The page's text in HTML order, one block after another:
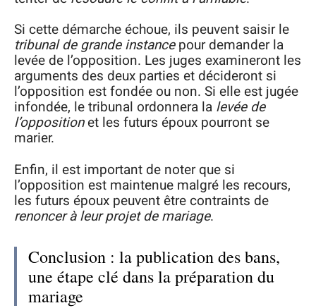
Si cette démarche échoue, ils peuvent saisir le
tribunal de grande instancepour demander la
levée de l’opposition. Les juges examineront les
arguments des deux parties et décideront si
l’opposition est fondée ou non. Si elle est jugée
infondée, le tribunal ordonnera la levée de
l’oppositionet les futurs époux pourront se
marier.
Enfin, il est important de noter que si
l’opposition est maintenue malgré les recours,
les futurs époux peuvent être contraints de
renoncer à leur projet de mariage.
Conclusion : la publication des bans,
une étape clé dans la préparation du
mariage